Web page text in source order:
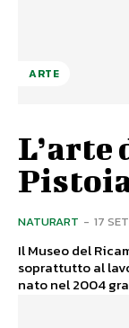
ARTE
L’arte
Pistoia
NATURART - 17
Il Museo del
soprattutto al
nato nel 2004